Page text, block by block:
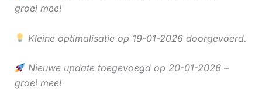
groei mee!
Kleine optimalisatie op 19-01-2026 doorgevoerd.
Nieuwe update toegevoegd op 20-01-2026 –
groei mee!